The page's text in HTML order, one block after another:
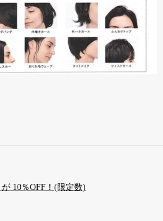
10％OFF！(限定数)